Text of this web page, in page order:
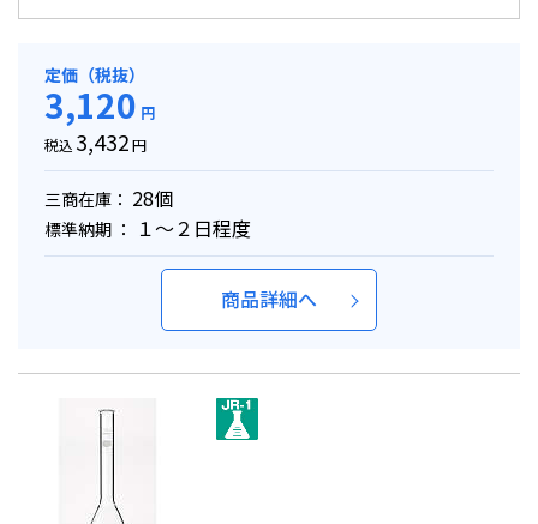
定価（税抜）
3,120 円
税込 3,432円
三商在庫： 28個
標準納期 ： １～２日程度
商品詳細へ